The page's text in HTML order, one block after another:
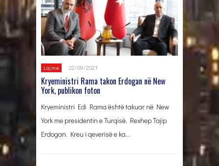
Lajme 22/09/2021
Kryeministri Rama takon Erdogan në New
York, publikon foton
Kryeministri Edi Rama është takuar në New
York me presidentin e Turqisë, Rexhep Tajip
Erdogan. Kreu i qeverisë e ka…